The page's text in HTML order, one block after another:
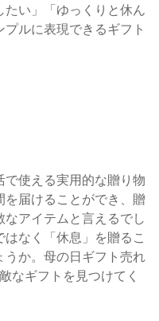
い」「ゆっくりと休ん
ルに表現できるギフト
で使える実用的な贈り物
を届けることができ、贈
アイテムと言えるでし
なく「休息」を贈るこ
うか。母の日ギフト売れ
なギフトを見つけてく